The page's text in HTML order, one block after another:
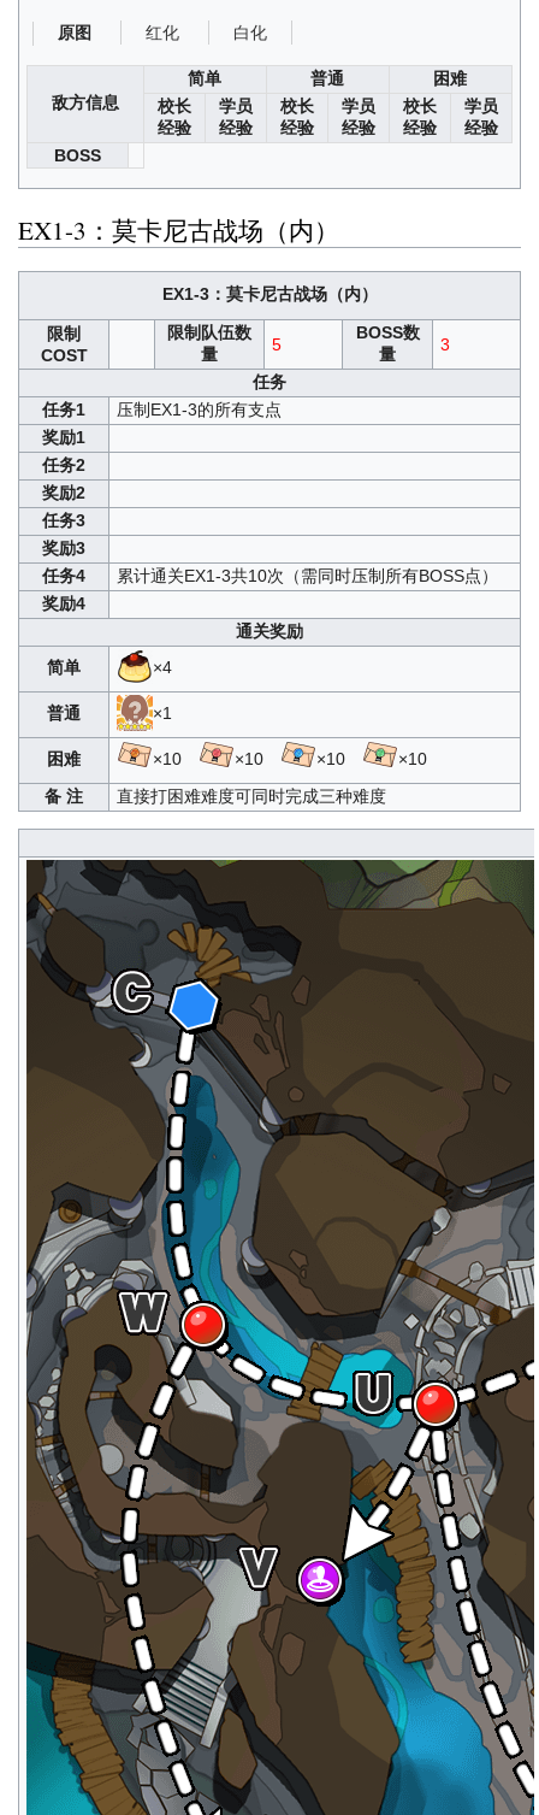
原图 红化 白化
敌方信息
简单 普通
困难
校长
经验
学员
经验
校长
经验
学员
经验
校长
经验
学员
经验
BOSS
EX1-3：莫卡尼古战场（内）
EX1-3：莫卡尼古战场（内）
限制
COST
限制队伍数
量
5
BOSS数
量
3
任务
任务1
压制EX1-3的所有支点
奖励1
任务2
奖励2
任务3
奖励3
任务4
累计通关EX1-3共10次（需同时压制所有BOSS点）
奖励4
通关奖励
简单
×4
普通 ×1
困难 ×10 ×10 ×10
×10
备 注
直接打困难难度可同时完成三种难度